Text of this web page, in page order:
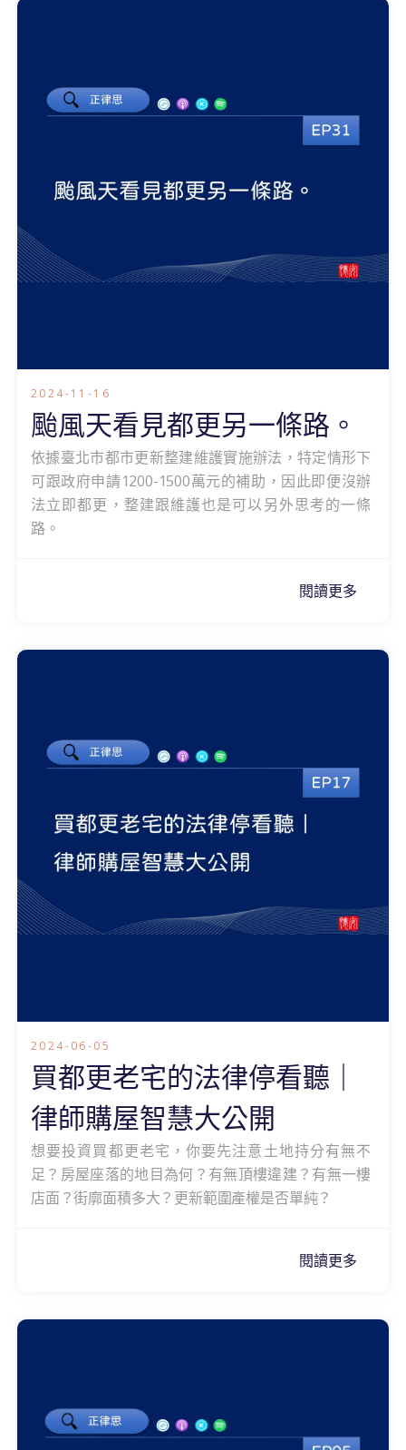
2024-11-16
颱風天看見都更另一條路。
依據臺北市都市更新整建維護實施辦法，特定情形下
可跟政府申請1200-1500萬元的補助，因此即便沒辦
法立即都更，整建跟維護也是可以另外思考的一條
路。
閱讀更多
2024-06-05
買都更老宅的法律停看聽｜
律師購屋智慧大公開
想要投資買都更老宅，你要先注意土地持分有無不
足？房屋座落的地目為何？有無頂樓違建？有無一樓
店面？街廓面積多大？更新範圍產權是否單純？
閱讀更多